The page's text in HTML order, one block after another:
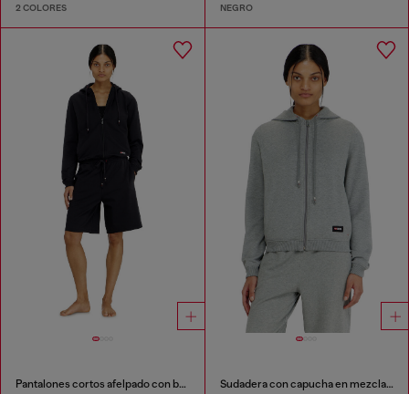
2 COLORES NEGRO
Pantalones cortos afelpado con bajos al corte Sudadera con capucha en mezcla de algodón afelpado